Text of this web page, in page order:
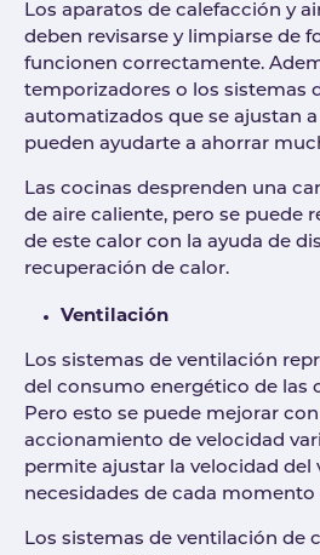
Los aparatos de calefacción y
deben revisarse y limpiarse de
funcionen correctamente.
temporizadores o los sistemas
automatizados que se ajustan
pueden ayudarte a ahorrar
Las cocinas desprenden una
de aire caliente, pero se puede
de este calor con la ayuda de
recuperación de calor.
Ventilación
Los sistemas de ventilación
del consumo energético de las
Pero esto se puede mejorar
accionamiento de velocidad
permite ajustar la velocidad del
necesidades de cada momento
Los sistemas de ventilación de